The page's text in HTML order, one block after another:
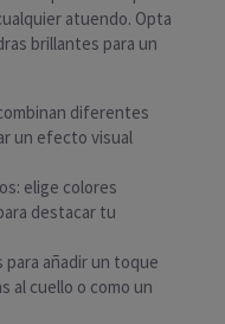
atuendo. Opta
brillantes para un
diferentes
un efecto visual
elige colores
destacar tu
añadir un toque
al cuello o como un